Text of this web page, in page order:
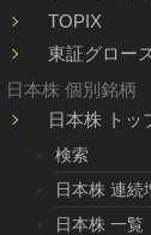
TOPIX
東証グロー
日本株 個別銘柄
日本株 トッ
検索
日本株 連続
日本株 一覧